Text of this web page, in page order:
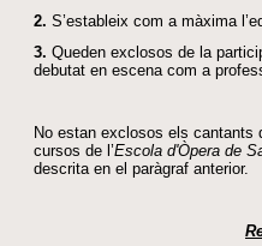
2. S’estableix com a màxima
3. Queden exclosos de la
debutat en escena com a
No estan exclosos els cantants
cursos de l’Escola d'Òpera de
descrita en el paràgraf anterior.